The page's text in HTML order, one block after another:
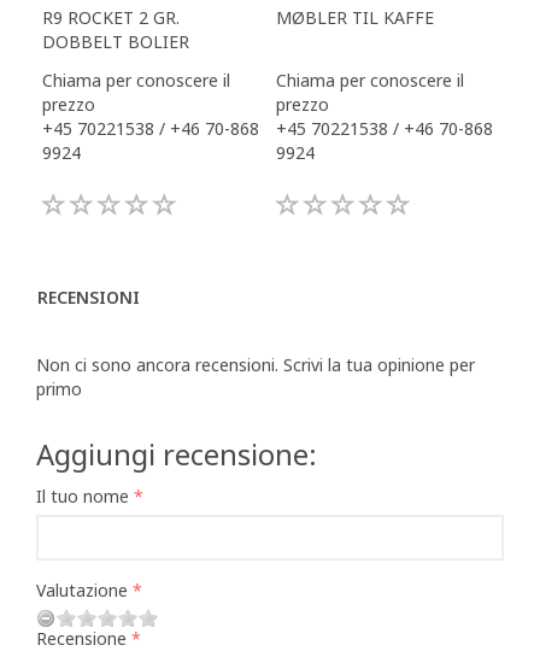
R9 ROCKET 2 GR.
DOBBELT BOLIER
Chiama per conoscere il
prezzo
+45 70221538 / +46 70-868
9924
MØBLER TIL KAFFE
Chiama per conoscere il
prezzo
+45 70221538 / +46 70-868
9924
RECENSIONI
Non ci sono ancora recensioni. Scrivi la tua opinione per
primo
Aggiungi recensione:
Il tuo nome
Valutazione
Recensione